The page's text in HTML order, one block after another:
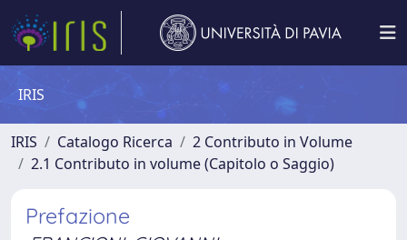
IRIS
IRIS Catalogo Ricerca
2 Contributo in Volume
2.1 Contributo in volume (Capitolo o Saggio)
Prefazione